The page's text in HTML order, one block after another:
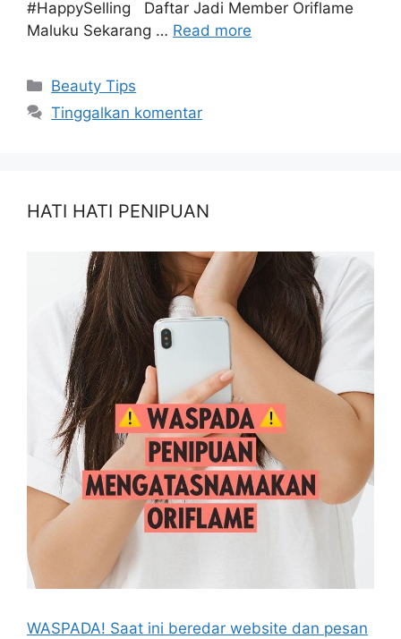
#HappySelling Daftar Jadi Member Oriflame
Maluku Sekarang … Read more
Beauty Tips
Tinggalkan komentar
HATI HATI PENIPUAN
WASPADA! Saat ini beredar website dan pesan